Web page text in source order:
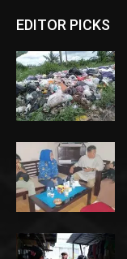
EDITOR PICKS